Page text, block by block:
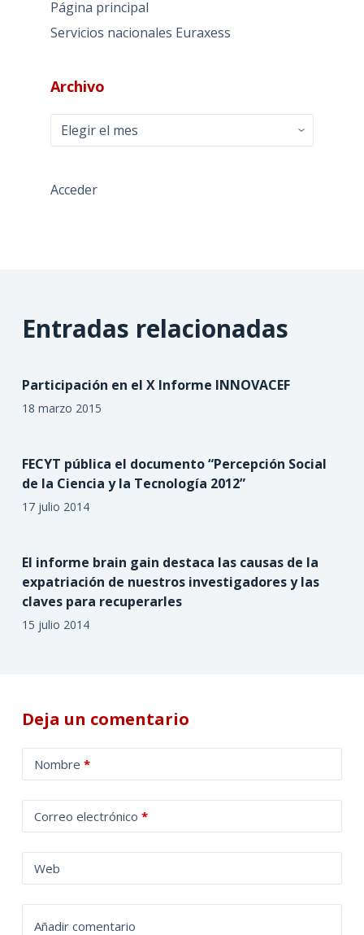
Página principal
Servicios nacionales Euraxess
Archivo
Archivo
Acceder
Entradas relacionadas
Participación en el X Informe INNOVACEF
18 marzo 2015
FECYT pública el documento “Percepción Social
de la Ciencia y la Tecnología 2012”
17 julio 2014
El informe brain gain destaca las causas de la
expatriación de nuestros investigadores y las
claves para recuperarles
15 julio 2014
Deja un comentario
Nombre *
Correo electrónico *
Web
Añadir comentario
l
t
a
t